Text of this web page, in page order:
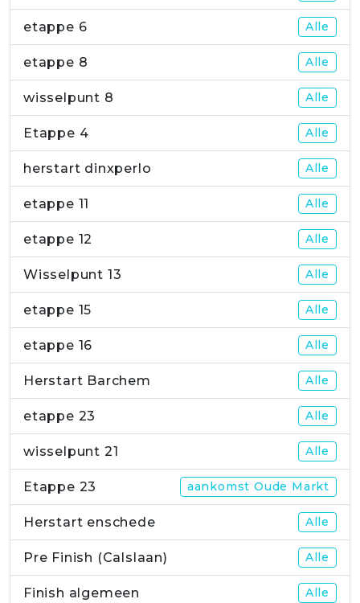
etappe 6 Alle
etappe 8 Alle
wisselpunt 8 Alle
Etappe 4 Alle
herstart dinxperlo Alle
etappe 11 Alle
etappe 12 Alle
Wisselpunt 13 Alle
etappe 15 Alle
etappe 16 Alle
Herstart Barchem Alle
etappe 23 Alle
wisselpunt 21 Alle
Etappe 23 aankomst Oude Markt
Herstart enschede Alle
Pre Finish (Calslaan) Alle
Finish algemeen Alle